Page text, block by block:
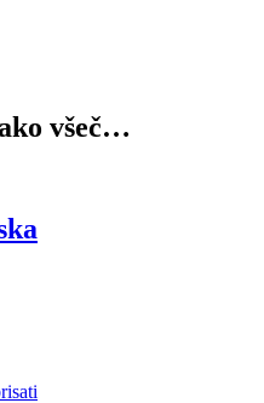
všeč…